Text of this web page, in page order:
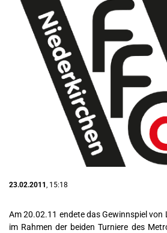
23.02.2011 , 15:18
Am 20.02.11 endete das Gewinnspiel von
im Rahmen der beiden Turniere des